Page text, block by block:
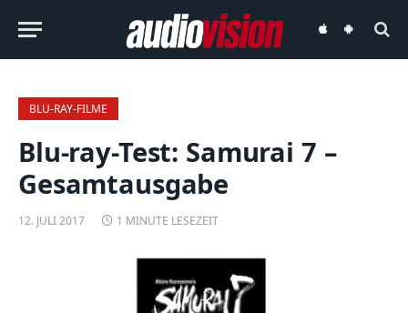
audiovisionaudiovision
BLU-RAY-FILME
Blu-ray-Test: Samurai 7 –
Gesamtausgabe
12. JULI 2017 1 MINUTE LESEZEIT